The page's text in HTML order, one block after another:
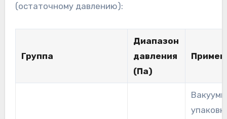
(остаточному давлению):
Группа
Диапазон
давления
(Па)